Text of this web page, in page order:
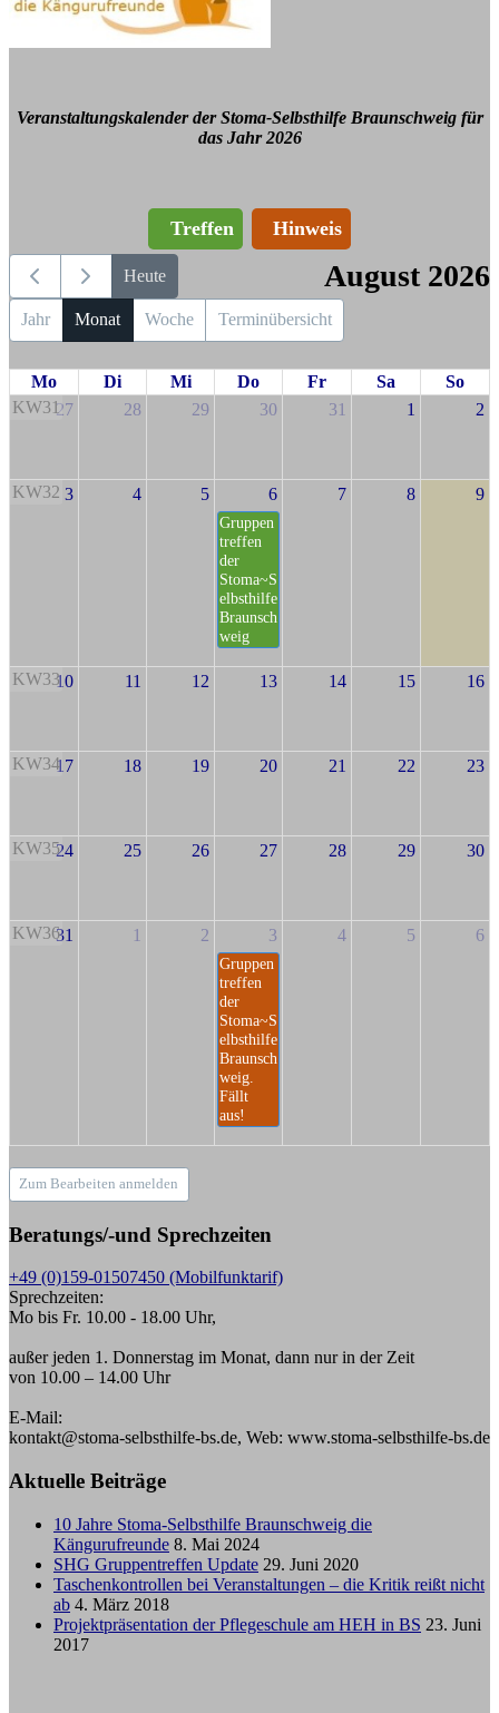
Veranstaltungskalender der Stoma-Selbsthilfe Braunschweig für
das Jahr 2026
Treffen Hinweis
Heute August 2026
Jahr Monat Woche Terminübersicht
Mo Di Mi Do Fr Sa
So
KW3127 28 29 30 31 1 2
KW32 3 4 5 6
Gruppen
treffen
der
Stoma~S
elbsthilfe
Braunsch
weig
7 8 9
KW3310 11 12 13 14 15 16
KW3417 18 19 20 21 22 23
KW3524 25 26 27 28 29 30
KW3631 1 2 3
Gruppen
treffen
der
Stoma~S
elbsthilfe
Braunsch
weig.
Fällt
aus!
4 5 6
Zum Bearbeiten anmelden
Beratungs/-und Sprechzeiten
+49 (0)159-01507450 (Mobilfunktarif)
Sprechzeiten:
Mo bis Fr. 10.00 - 18.00 Uhr,
außer jeden 1. Donnerstag im Monat, dann nur in der Zeit
von 10.00 – 14.00 Uhr
E-Mail:
kontakt@stoma-selbsthilfe-bs.de, Web: www.stoma-selbsthilfe-bs.de
Aktuelle Beiträge
10 Jahre Stoma-Selbsthilfe Braunschweig die
Kängurufreunde 8. Mai 2024
SHG Gruppentreffen Update 29. Juni 2020
Taschenkontrollen bei Veranstaltungen – die Kritik reißt nicht
ab 4. März 2018
Projektpräsentation der Pflegeschule am HEH in BS 23. Juni
2017